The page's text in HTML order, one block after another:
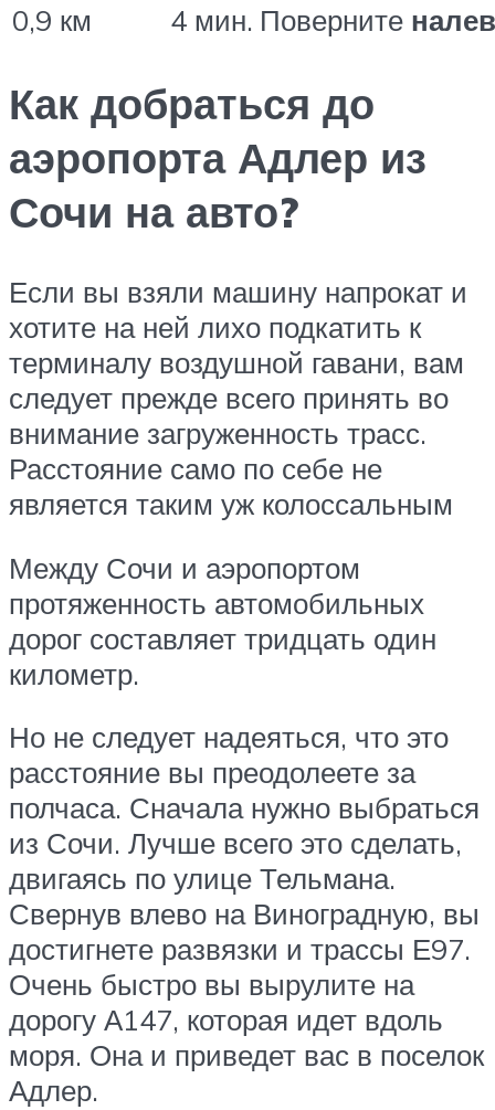
0,9 км
4 мин. Поверните
Как добраться до
аэропорта Адлер из
Сочи на авто?
Если вы взяли машину напрокат и
хотите на ней лихо подкатить к
терминалу воздушной гавани, вам
следует прежде всего принять во
внимание загруженность трасс.
Расстояние само по себе не
является таким уж колоссальным
Между Сочи и аэропортом
протяженность автомобильных
дорог составляет тридцать один
километр.
Но не следует надеяться, что это
расстояние вы преодолеете за
полчаса. Сначала нужно выбраться
из Сочи. Лучше всего это сделать,
двигаясь по улице Тельмана.
Свернув влево на Виноградную, вы
достигнете развязки и трассы Е97.
Очень быстро вы вырулите на
дорогу А147, которая идет вдоль
моря. Она и приведет вас в поселок
Адлер.